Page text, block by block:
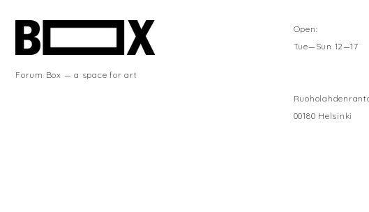
Forum Box — a space for art
Open:
Tue—Sun 12—17
00180 Helsinki